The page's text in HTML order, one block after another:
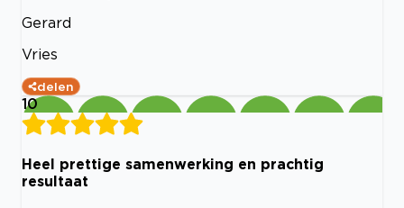
Gerard
Vries
delen
10
Heel prettige samenwerking en prachtig
resultaat